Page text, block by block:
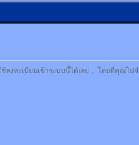
งทะเบียนเข้าระบบนี้ได้เลย， โดยที่คุณไม่